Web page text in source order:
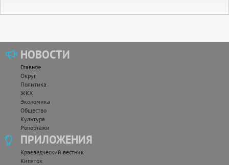
НОВОСТИ
Главное
Округ
Политика
ЖКХ
Экономика
Общество
Культура
Репортажи
ПРИЛОЖЕНИЯ
Краеведческий вестник
Кипяток